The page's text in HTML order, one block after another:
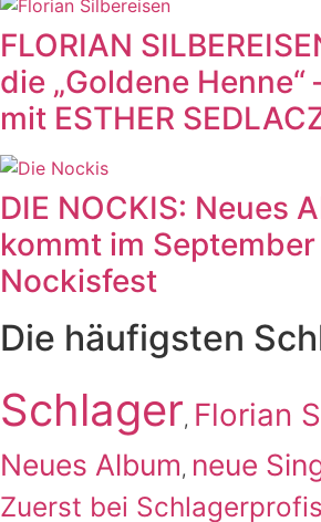
FLORIAN
die „Goldene Henne“
mit ESTHER
DIE NOCKIS: Neues
kommt im
Nockisfest
Die häufigsten
Schlager, Florian
Neues Album, neue
Zuerst bei